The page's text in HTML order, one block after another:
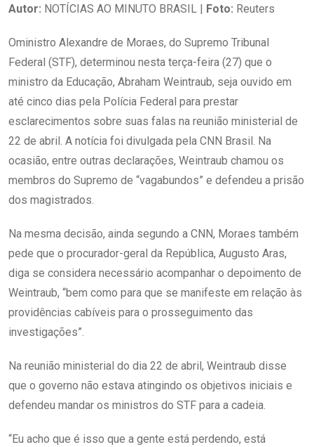
Autor: NOTÍCIAS AO MINUTO BRASIL | Foto: Reuters
Oministro Alexandre de Moraes, do Supremo Tribunal
Federal (STF), determinou nesta terça-feira (27) que o
ministro da Educação, Abraham Weintraub, seja ouvido em
até cinco dias pela Polícia Federal para prestar
esclarecimentos sobre suas falas na reunião ministerial de
22 de abril. A notícia foi divulgada pela CNN Brasil. Na
ocasião, entre outras declarações, Weintraub chamou os
membros do Supremo de “vagabundos” e defendeu a prisão
dos magistrados.
Na mesma decisão, ainda segundo a CNN, Moraes também
pede que o procurador-geral da República, Augusto Aras,
diga se considera necessário acompanhar o depoimento de
Weintraub, “bem como para que se manifeste em relação às
providências cabíveis para o prosseguimento das
investigações”.
Na reunião ministerial do dia 22 de abril, Weintraub disse
que o governo não estava atingindo os objetivos iniciais e
defendeu mandar os ministros do STF para a cadeia.
“Eu acho que é isso que a gente está perdendo, está